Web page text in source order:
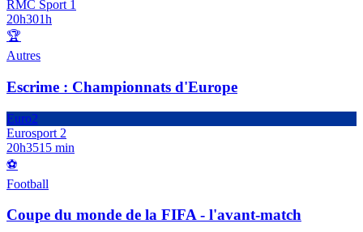
RMC Sport 1
20h301h
🏆
Autres
Escrime : Championnats d'Europe
Euro2
Eurosport 2
20h3515 min
⚽
Football
Coupe du monde de la FIFA - l'avant-match